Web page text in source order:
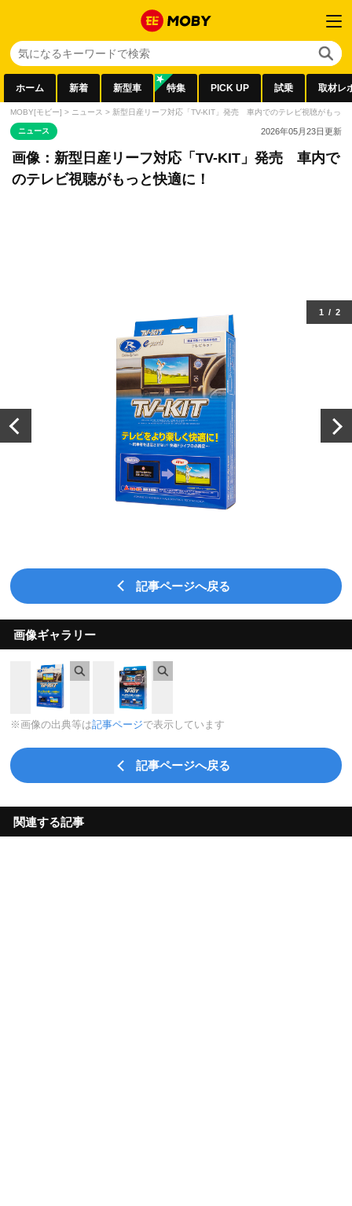
ホーム 新着 新型車 特集 PICK UP 試乗 取材レ
MOBY[モビー] > ニュース > 新型日産リーフ対応「TV-KIT」発売 車内でのテレビ視聴がもっと
ニュース 2026年05月23日更新
画像：新型日産リーフ対応「TV-KIT」発売 車内で
のテレビ視聴がもっと快適に！
1 / 2
記事ページへ戻る
画像ギャラリー
※画像の出典等は記事ページで表示しています
記事ページへ戻る
関連する記事